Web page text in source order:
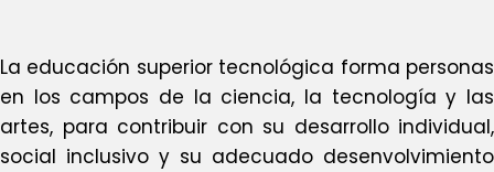
La educación superior tecnológica forma personas
en los campos de la ciencia, la tecnología y las
artes, para contribuir con su desarrollo individual,
social inclusivo y su adecuado desenvolvimiento